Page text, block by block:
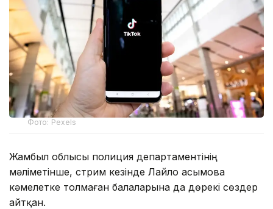
Фото: Pexels
Жамбыл облысы полиция департаментінің
мәліметінше, стрим кезінде Лайло Қасымова
кәмелетке толмаған балаларына да дөрекі сөздер
айтқан.